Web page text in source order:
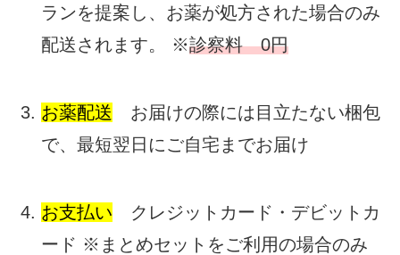
ランを提案し、お薬が処方された場合のみ
配送されます。 ※診察料 0円
お薬配送 お届けの際には目立たない梱包
で、最短翌日にご自宅までお届け
お支払い クレジットカード・デビットカ
ード ※まとめセットをご利用の場合のみ